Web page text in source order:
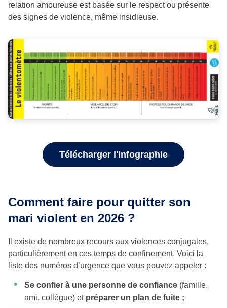
relation amoureuse est basée sur le respect ou présente
des signes de violence, même insidieuse.
Télécharger l'infographie
Comment faire pour quitter son
mari violent en 2026 ?
Il existe de nombreux recours aux violences conjugales,
particulièrement en ces temps de confinement. Voici la
liste des numéros d’urgence que vous pouvez appeler :
Se confier à une personne de confiance (famille,
ami, collègue) et préparer un plan de fuite ;